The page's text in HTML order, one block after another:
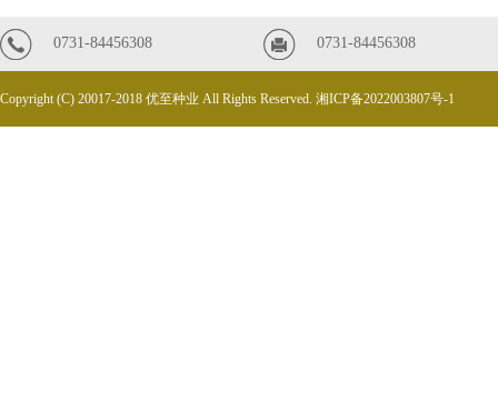
0731-84456308 0731-84456308
Copyright (C) 20017-2018 优至种业 All Rights Reserved. 湘ICP备2022003807号-1